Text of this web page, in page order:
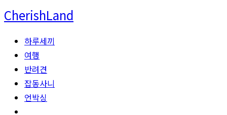
Skip
to
content
CherishLand
하루세끼
여행
반려견
잡동사니
언박싱